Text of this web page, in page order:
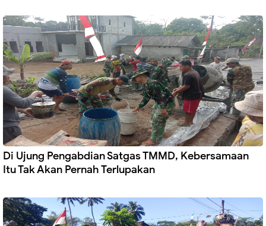
Di Ujung Pengabdian Satgas TMMD, Kebersamaan
Itu Tak Akan Pernah Terlupakan